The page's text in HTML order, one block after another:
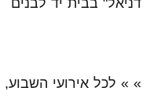
»
» לכל אירועי השבוע,